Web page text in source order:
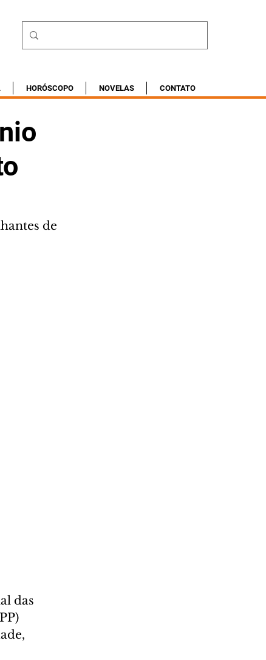
HORÓSCOPO NOVELAS CONTATO
de
das